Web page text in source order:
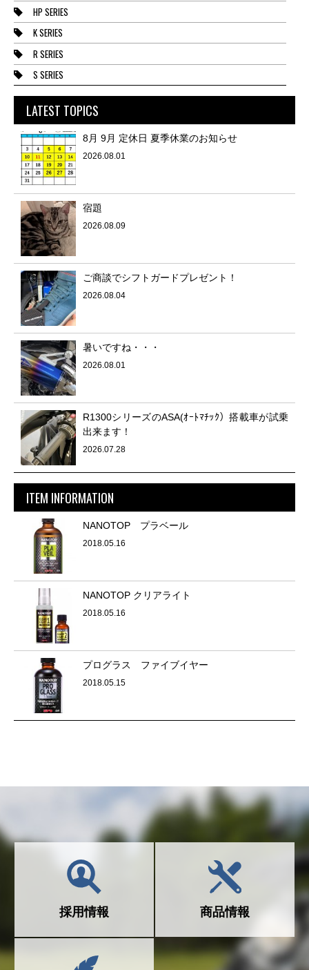
HP SERIES
K SERIES
R SERIES
S SERIES
LATEST TOPICS
8月 9月 定休日 夏季休業のお知らせ
2026.08.01
宿題
2026.08.09
ご商談でシフトガードプレゼント！
2026.08.04
暑いですね・・・
2026.08.01
R1300シリーズのASA(ｵｰﾄﾏﾁｯｸ）搭載車が試乗
出来ます！
2026.07.28
ITEM INFORMATION
NANOTOP プラベール
2018.05.16
NANOTOP クリアライト
2018.05.16
プログラス ファイブイヤー
2018.05.15
採用情報 商品情報